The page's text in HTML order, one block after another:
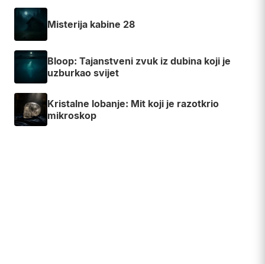
Misterija kabine 28
Bloop: Tajanstveni zvuk iz dubina koji je
uzburkao svijet
Kristalne lobanje: Mit koji je razotkrio
mikroskop